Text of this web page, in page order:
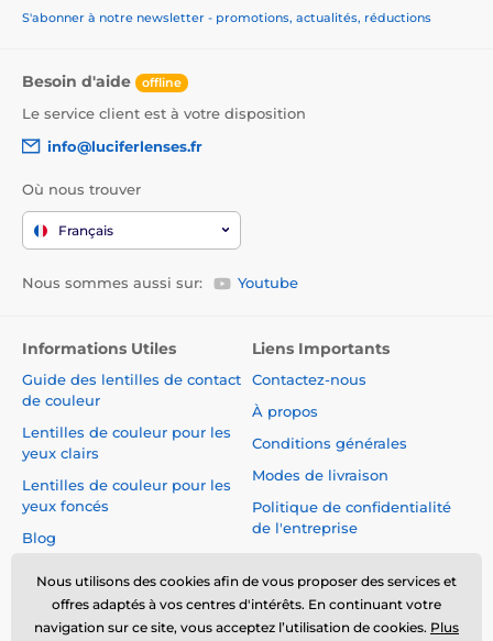
S'abonner à notre newsletter - promotions, actualités, réductions
Besoin d'aide offline
Le service client est à votre disposition
info@luciferlenses.fr
Où nous trouver
Français
Nous sommes aussi sur: Youtube
Informations Utiles
Guide des lentilles de contact
de couleur
Lentilles de couleur pour les
yeux clairs
Lentilles de couleur pour les
yeux foncés
Blog
Liens Importants
Contactez-nous
À propos
Conditions générales
Modes de livraison
Politique de confidentialité
de l'entreprise
du Contrat
Sécurité et qualité sans
compromis
Nous utilisons des cookies afin de vous proposer des services et
offres adaptés à vos centres d'intérêts. En continuant votre
navigation sur ce site, vous acceptez l’utilisation de cookies. Plus